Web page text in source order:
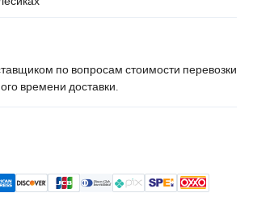
по вопросам стоимости перевозки
времени доставки.